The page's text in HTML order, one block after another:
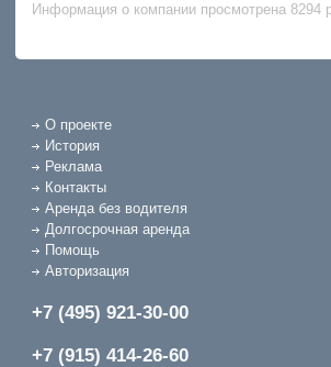
Информация о компании просмотрена 8294
О проекте
История
Реклама
Контакты
Аренда без водителя
Долгосрочная аренда
Помощь
Авторизация
+7 (495) 921-30-00
+7 (915) 414-26-60